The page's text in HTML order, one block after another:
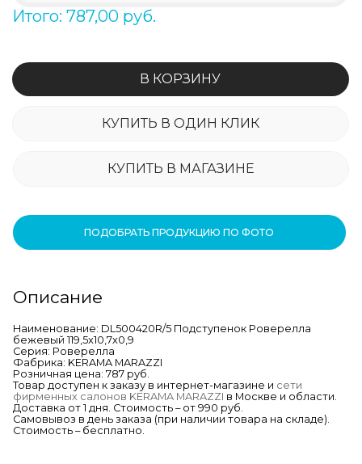
Итого: 787,00 руб.
В КОРЗИНУ
КУПИТЬ В ОДИН КЛИК
КУПИТЬ В МАГАЗИНЕ
ПОДОБРАТЬ ПРОДУКЦИЮ ПО ФОТО
Описание
Наименование: DL500420R/5 Подступенок Роверелла
бежевый 119,5x10,7x0,9
Серия: Роверелла
Фабрика: KERAMA MARAZZI
Розничная цена: 787 руб.
Товар доступен к заказу в интернет-магазине и сети
фирменных салонов KERAMA MARAZZI в Москве и области.
Доставка от 1 дня. Стоимость – от 990 руб.
Самовывоз в день заказа (при наличии товара на складе).
Стоимость – бесплатно.